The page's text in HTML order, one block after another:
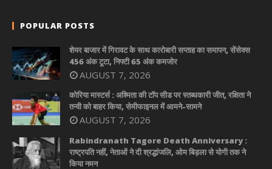
POPULAR POSTS
शेयर बाजार में गिरावट के साथ कारोबारी सप्ताह का समापन, सेंसेक्स
456 अंक टूटा, निफ्टी 65 अंक कमजोर
AUGUST 7, 2026
कोरिया मास्टर्स : अश्मिता की टॉप सीड पर स्तब्धकारी जीत, रक्षिता ने
तन्वी को बाहर किया, सेमीफाइनल में आमने-सामने
AUGUST 7, 2026
Rabindranath Tagore Death Anniversary :
राष्ट्रपति नहीं, नेताओं ने दी श्रद्धांजलि, ओम बिड़ला से योगी तक ने
किया नमन